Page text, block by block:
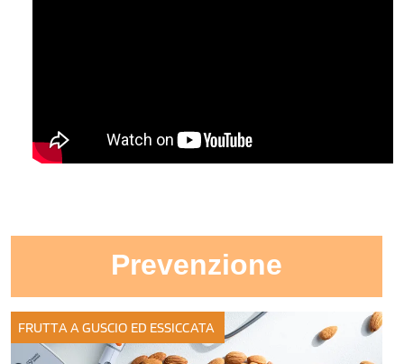
Prevenzione
FRUTTA A GUSCIO ED ESSICCATA